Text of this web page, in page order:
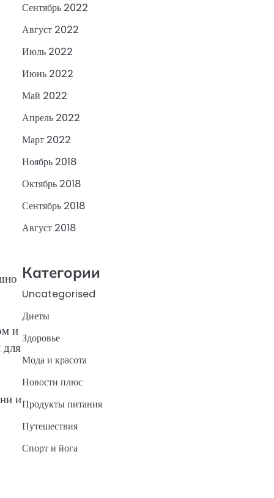
и
для
и
Сентябрь 2022
Август 2022
Июль 2022
Июнь 2022
Май 2022
Апрель 2022
Март 2022
Ноябрь 2018
Октябрь 2018
Сентябрь 2018
Август 2018
Категории
Uncategorised
Диеты
Здоровье
Мода и красота
Новости плюс
Продукты питания
Путешествия
Спорт и йога